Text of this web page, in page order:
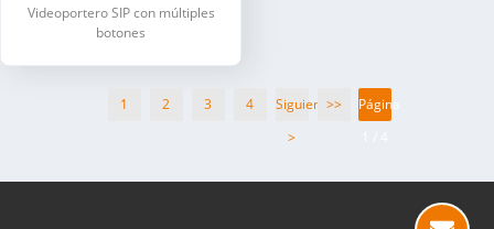
Videoportero SIP con múltiples
botones
1 2 3 4
Siguiente
>
>>
Página